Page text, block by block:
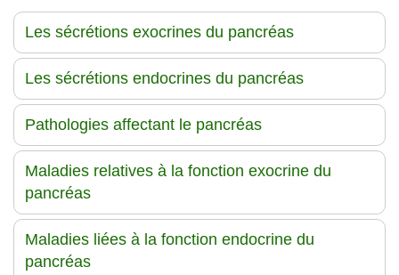
Les sécrétions exocrines du pancréas
Les sécrétions endocrines du pancréas
Pathologies affectant le pancréas
Maladies relatives à la fonction exocrine du
pancréas
Maladies liées à la fonction endocrine du
pancréas